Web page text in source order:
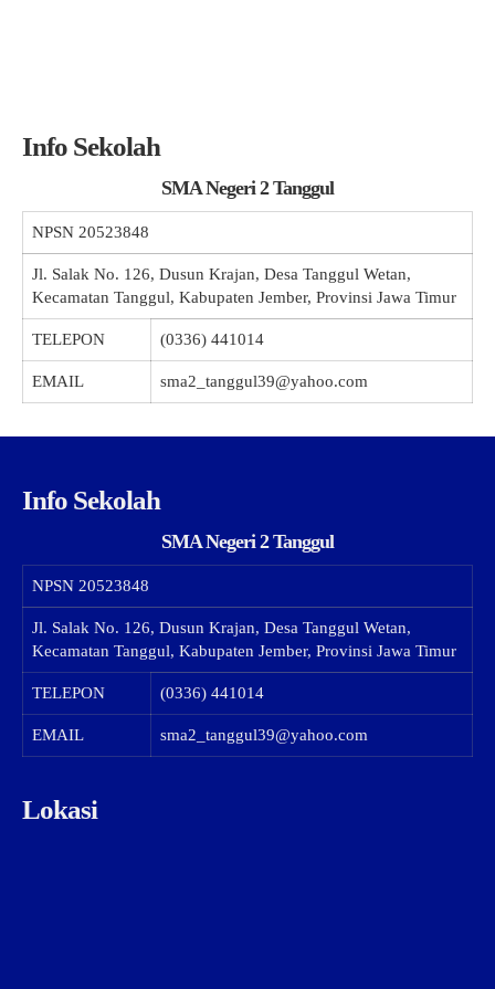
Info Sekolah
SMA Negeri 2 Tanggul
NPSN 20523848
Jl. Salak No. 126, Dusun Krajan, Desa Tanggul Wetan,
Kecamatan Tanggul, Kabupaten Jember, Provinsi Jawa Timur
TELEPON (0336) 441014
EMAIL sma2_tanggul39@yahoo.com
Info Sekolah
SMA Negeri 2 Tanggul
NPSN 20523848
Jl. Salak No. 126, Dusun Krajan, Desa Tanggul Wetan,
Kecamatan Tanggul, Kabupaten Jember, Provinsi Jawa Timur
TELEPON (0336) 441014
EMAIL sma2_tanggul39@yahoo.com
Lokasi